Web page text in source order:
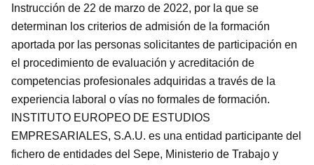
Instrucción de 22 de marzo de 2022, por la que se
determinan los criterios de admisión de la formación
aportada por las personas solicitantes de participación en
el procedimiento de evaluación y acreditación de
competencias profesionales adquiridas a través de la
experiencia laboral o vías no formales de formación.
INSTITUTO EUROPEO DE ESTUDIOS
EMPRESARIALES, S.A.U. es una entidad participante del
fichero de entidades del Sepe, Ministerio de Trabajo y